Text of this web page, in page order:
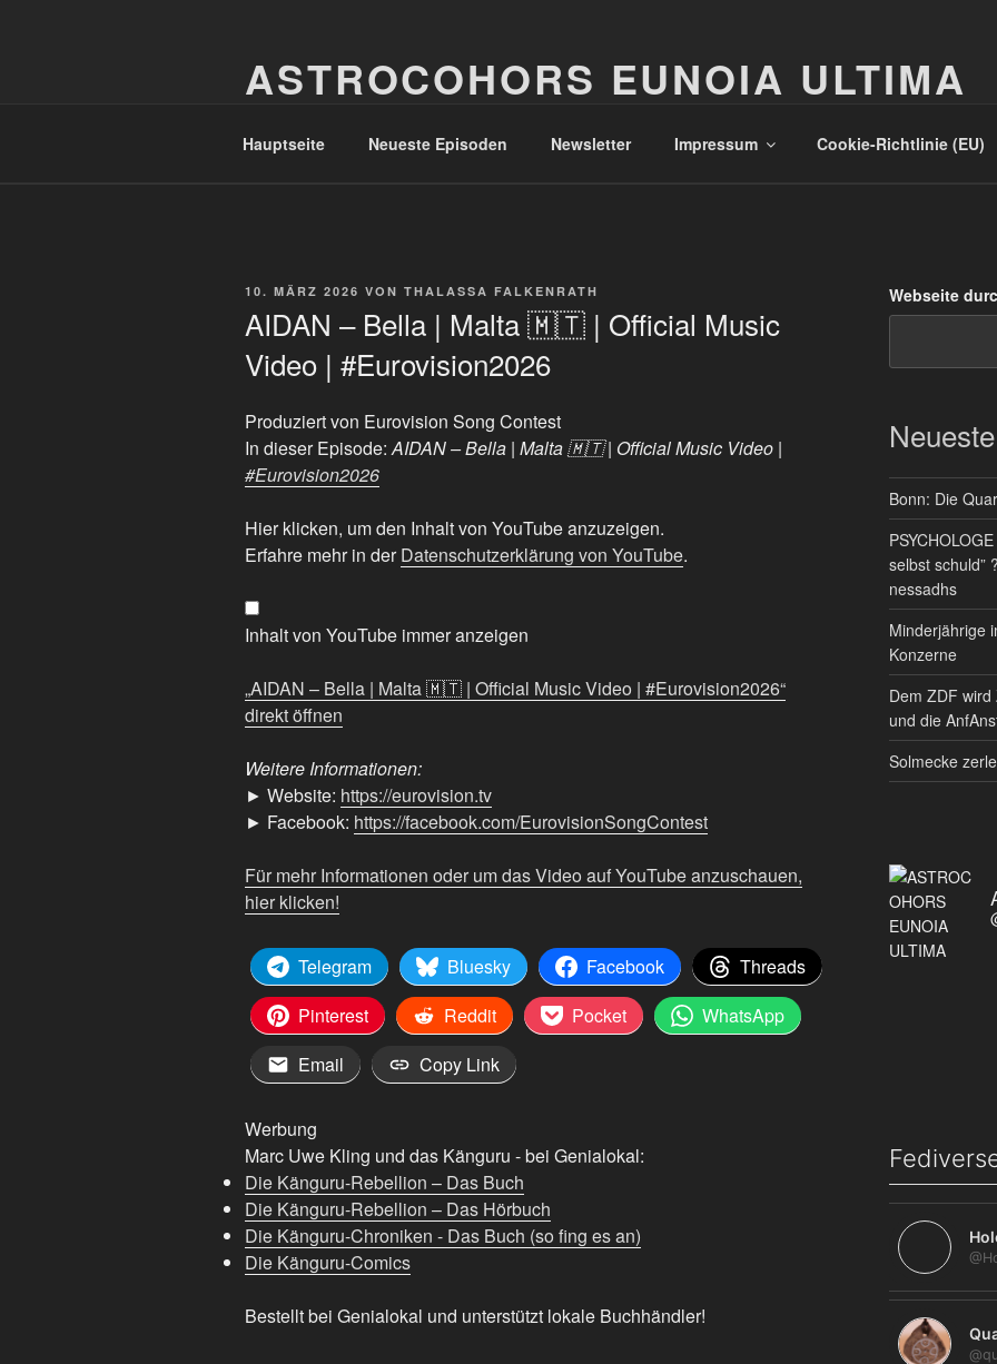
ASTROCOHORS EUNOIA ULTIMA
Hauptseite Neueste Episoden Newsletter Impressum Cookie-Richtlinie (EU)
VERÖFFENTLICHT
10. MÄRZ 2026 VON THALASSA FALKENRATH
AIDAN – Bella | Malta 🇲🇹 | Official Music
Video | #Eurovision2026
Produziert von Eurovision Song Contest
In dieser Episode:AIDAN – Bella | Malta 🇲🇹 | Official Music Video |
#Eurovision2026
„AIDAN
–
|
Malta
|
Official
Video
#Eurovision2026“
YouTube
anzeigen
Hier klicken, um den Inhalt von YouTube anzuzeigen.
Erfahre mehr in derDatenschutzerklärung von YouTube.
Inhalt von YouTube immer anzeigen
„AIDAN – Bella | Malta 🇲🇹 | Official Music Video | #Eurovision2026“
direkt öffnen
Weitere Informationen:
► Website: https://eurovision.tv
► Facebook: https://facebook.com/EurovisionSongContest
Für mehr Informationen oder um das Video auf YouTube anzuschauen,
hier klicken!
Telegram Bluesky Facebook
Threads
Pinterest
Reddit Pocket
WhatsApp
Email
Copy Link
Werbung
Marc Uwe Kling und das Känguru - bei Genialokal:
Die Känguru-Rebellion – Das Buch
Die Känguru-Rebellion – Das Hörbuch
Die Känguru-Chroniken - Das Buch (so fing es an)
Die Känguru-Comics
Bestellt bei Genialokal und unterstützt lokale Buchhändler!
Webseite
Bonn: Die
selbst schuld”
nessadhs
Minderjährige
Konzerne
Dem ZDF
und die
Solmecke